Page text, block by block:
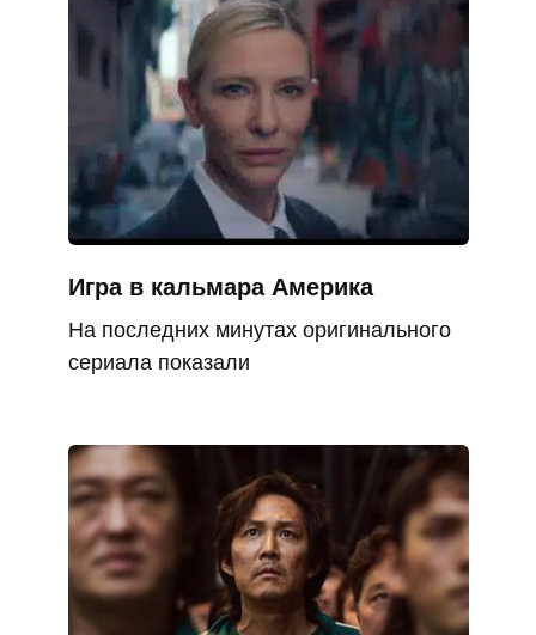
Игра в кальмара Америка
На последних минутах оригинального
сериала показали